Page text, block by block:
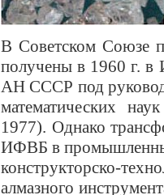
В Советском Союзе
получены в 1960 г.
АН СССР под
математических
1977). Однако
ИФВБ в
конструкторско-
алмазного